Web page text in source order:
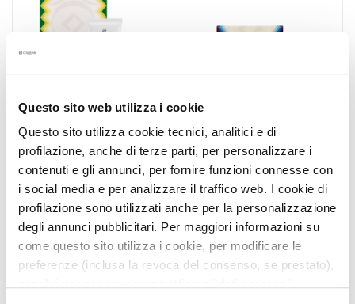
Questo sito web utilizza i cookie
Questo sito utilizza cookie tecnici, analitici e di
profilazione, anche di terze parti, per personalizzare i
contenuti e gli annunci, per fornire funzioni connesse con
i social media e per analizzare il traffico web. I cookie di
profilazione sono utilizzati anche per la personalizzazione
degli annunci pubblicitari. Per maggiori informazioni su
come questo sito utilizza i cookie, per modificare le
preferenze (inclusa la revoca del consenso, se prestato),
g
e
n
G
e
z
i
t
s
GIFTSET DEEP
MOISTURIZING FLUID
200 ML
+ Hydra-Illuminating
Sublime Talasso-Scrub
150gr
€ 19,60
€ 24,50 -20%
GIFTSET MAGIC DROPS
Magic Drops Face 30ml +
Magic Drops Body Body-
Legs 125ml
€ 51,92
€ 64,90 -20%